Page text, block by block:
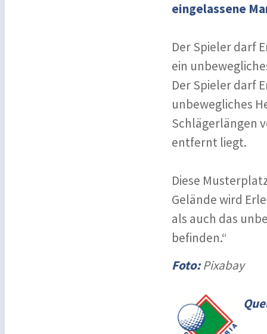
eingelassene
Der Spieler darf
ein
Der Spieler darf
unbewegliches
Schlägerlängen
entfernt liegt.
Diese
Gelände wird
als auch das
befinden.“
Foto:Pixabay